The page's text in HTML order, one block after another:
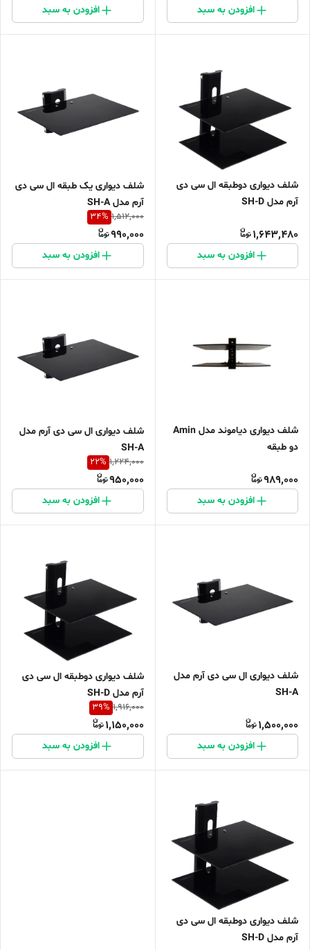
افزودن به سبد افزودن به سبد
شلف دیواری دوطبقه ال سی دی
آرم مدل SH-D
1,643,480
افزودن به سبد
شلف دیواری یک طبقه ال سی دی
آرم مدل SH-A
1,512,000
34%
990,000
افزودن به سبد
شلف دیواری دیاموند مدل Amin
دو طبقه
989,000
افزودن به سبد
شلف دیواری ال سی دی آرم مدل
SH-A
1,224,000
22%
950,000
افزودن به سبد
شلف دیواری ال سی دی آرم مدل
SH-A
1,500,000
افزودن به سبد
شلف دیواری دوطبقه ال سی دی
آرم مدل SH-D
1,916,000
39%
1,150,000
افزودن به سبد
شلف دیواری دوطبقه ال سی دی
آرم مدل SH-D